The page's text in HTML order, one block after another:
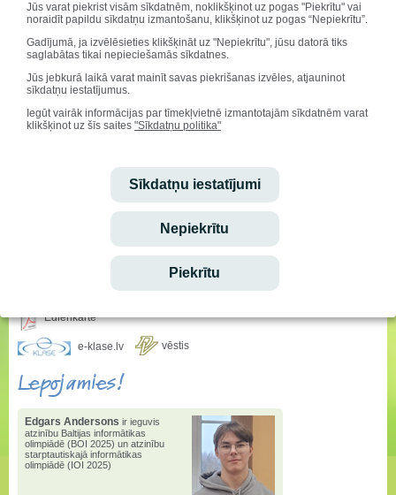
Jūs varat piekrist visām sīkdatnēm, noklikšķinot uz pogas "Piekrītu" vai
noraidīt papildu sīkdatņu izmantošanu, klikšķinot uz pogas “Nepiekrītu”.
Gadījumā, ja izvēlēsieties klikšķināt uz "Nepiekrītu", jūsu datorā tiks
saglabātas tikai nepieciešamās sīkdatnes.
Jūs jebkurā laikā varat mainīt savas piekrišanas izvēles, atjauninot
sīkdatņu iestatījumus.
Iegūt vairāk informācijas par tīmekļvietnē izmantotajām sīkdatnēm varat
klikšķinot uz šīs saites "Sīkdatņu politika"
Sīkdatņu iestatījumi
Nepiekrītu
Piekrītu
Dzimšanas dienu svin:
Ēdienkarte
e-klase.lv vēstis
Lepojamies!
Edgars Andersons ir ieguvis
atzinību Baltijas informātikas
olimpiādē (BOI 2025) un atzinību
starptautiskajā informātikas
olimpiādē (IOI 2025)